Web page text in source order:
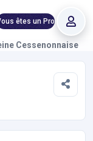
êtes un Pro
Cessenonnaise